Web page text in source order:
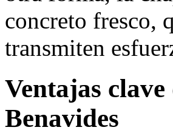
concreto fresco,
transmiten
Ventajas
Benavides